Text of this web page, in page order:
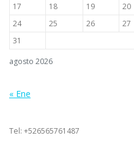
e
n
t
r
d
s
agosto 2026
17
18 19 20
24
25 26 27
31
« Ene
Tel: +526565761487